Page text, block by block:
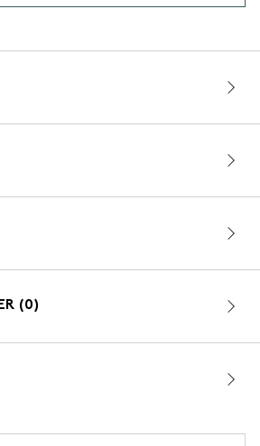
(0)